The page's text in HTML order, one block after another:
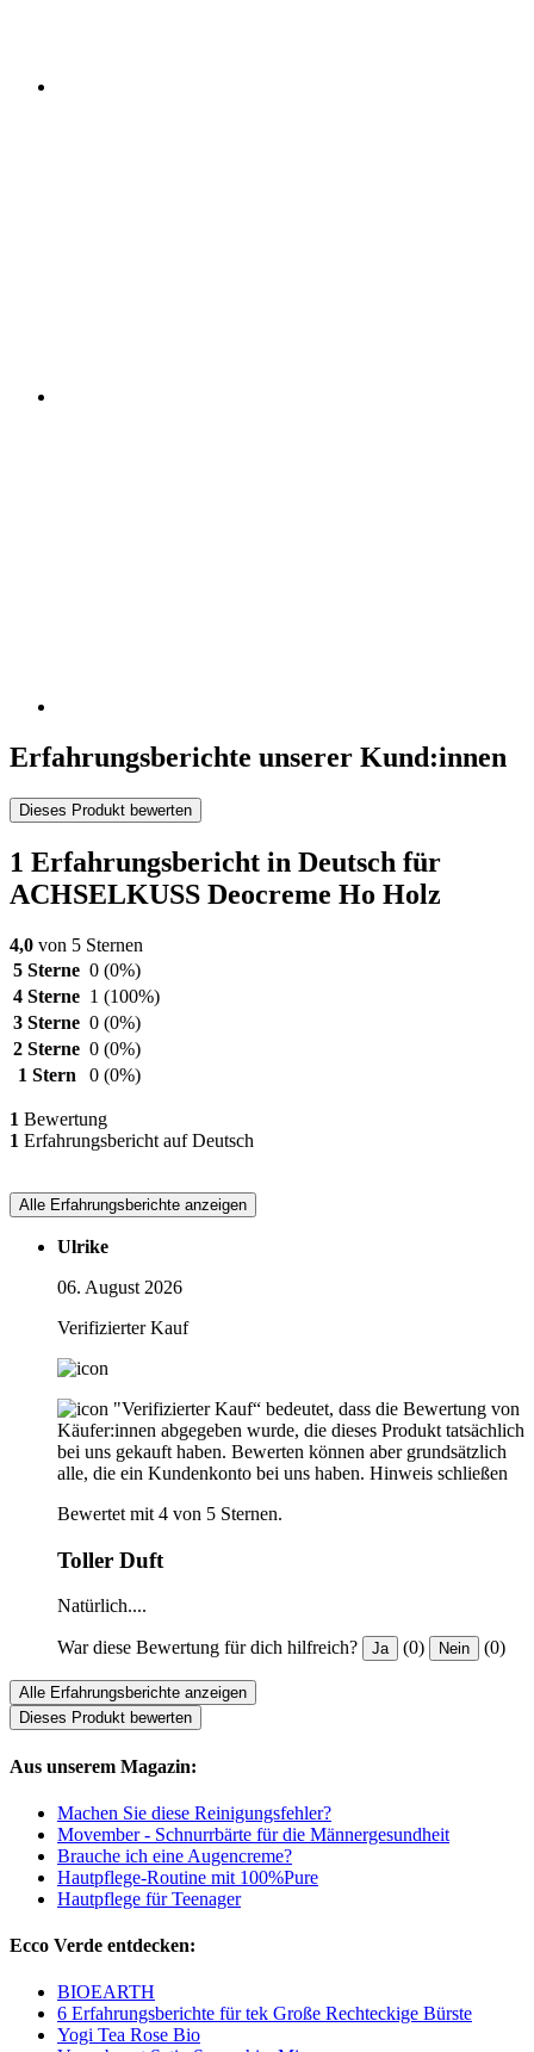
Erfahrungsberichte unserer Kund:innen
Dieses Produkt bewerten
1 Erfahrungsbericht in Deutsch für
ACHSELKUSS Deocreme Ho Holz
4,0 von 5 Sternen
5 Sterne 0 (0%)
4 Sterne 1 (100%)
3 Sterne 0 (0%)
2 Sterne 0 (0%)
1 Stern
0 (0%)
1 Bewertung
1 Erfahrungsbericht auf Deutsch
Alle Erfahrungsberichte anzeigen
Ulrike
06. August 2026
Verifizierter Kauf
"Verifizierter Kauf“ bedeutet, dass die Bewertung von
Käufer:innen abgegeben wurde, die dieses Produkt tatsächlich
bei uns gekauft haben. Bewerten können aber grundsätzlich
alle, die ein Kundenkonto bei uns haben. Hinweis schließen
Bewertet mit 4 von 5 Sternen.
Toller Duft
Natürlich....
War diese Bewertung für dich hilfreich? Ja (0) Nein (0)
Alle Erfahrungsberichte anzeigen
Dieses Produkt bewerten
Aus unserem Magazin:
Machen Sie diese Reinigungsfehler?
Movember - Schnurrbärte für die Männergesundheit
Brauche ich eine Augencreme?
Hautpflege-Routine mit 100%Pure
Hautpflege für Teenager
Ecco Verde entdecken:
BIOEARTH
6 Erfahrungsberichte für tek Große Rechteckige Bürste
Yogi Tea Rose Bio